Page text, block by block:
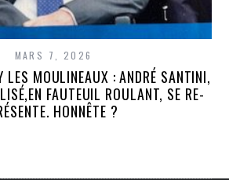
MARS 7, 2026
LES MOULINEAUX : ANDRÉ SANTINI,
FAUTEUIL ROULANT, SE RE-
HONNÊTE ?